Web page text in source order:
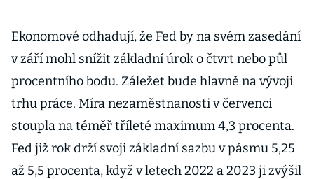
Ekonomové odhadují, že Fed by na svém zasedání
v září mohl snížit základní úrok o čtvrt nebo půl
procentního bodu. Záležet bude hlavně na vývoji
trhu práce. Míra nezaměstnanosti v červenci
stoupla na téměř tříleté maximum 4,3 procenta.
Fed již rok drží svoji základní sazbu v pásmu 5,25
až 5,5 procenta, když v letech 2022 a 2023 ji zvýšil